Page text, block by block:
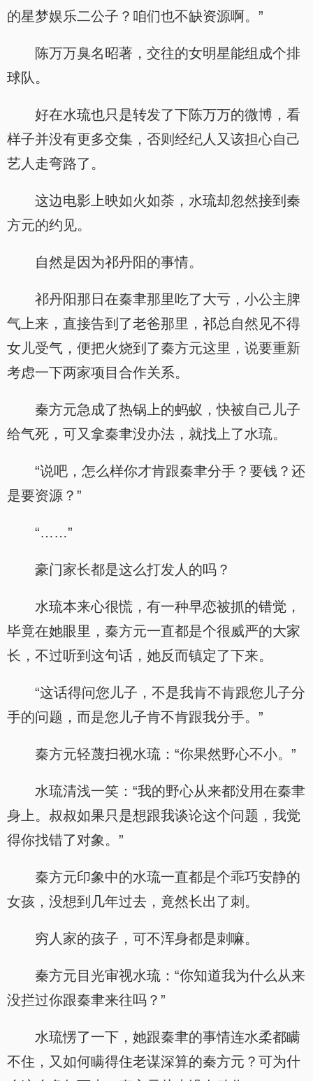
的星梦娱乐二公子？咱们也不缺资源啊。”
陈万万臭名昭著，交往的女明星能组成个排
球队。
好在水琉也只是转发了下陈万万的微博，看
样子并没有更多交集，否则经纪人又该担心自己
艺人走弯路了。
这边电影上映如火如荼，水琉却忽然接到秦
方元的约见。
自然是因为祁丹阳的事情。
祁丹阳那日在秦聿那里吃了大亏，小公主脾
气上来，直接告到了老爸那里，祁总自然见不得
女儿受气，便把火烧到了秦方元这里，说要重新
考虑一下两家项目合作关系。
秦方元急成了热锅上的蚂蚁，快被自己儿子
给气死，可又拿秦聿没办法，就找上了水琉。
“说吧，怎么样你才肯跟秦聿分手？要钱？还
是要资源？”
“……”
豪门家长都是这么打发人的吗？
水琉本来心很慌，有一种早恋被抓的错觉，
毕竟在她眼里，秦方元一直都是个很威严的大家
长，不过听到这句话，她反而镇定了下来。
“这话得问您儿子，不是我肯不肯跟您儿子分
手的问题，而是您儿子肯不肯跟我分手。”
秦方元轻蔑扫视水琉：“你果然野心不小。”
水琉清浅一笑：“我的野心从来都没用在秦聿
身上。叔叔如果只是想跟我谈论这个问题，我觉
得你找错了对象。”
秦方元印象中的水琉一直都是个乖巧安静的
女孩，没想到几年过去，竟然长出了刺。
穷人家的孩子，可不浑身都是刺嘛。
秦方元目光审视水琉：“你知道我为什么从来
没拦过你跟秦聿来往吗？”
水琉愣了一下，她跟秦聿的事情连水柔都瞒
不住，又如何瞒得住老谋深算的秦方元？可为什